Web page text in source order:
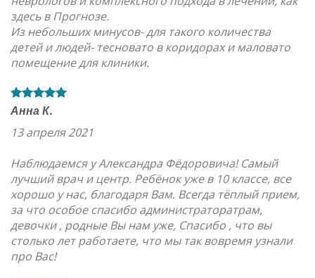
здесь в Прогнозе.
Из небольших минусов- для такого количества
детей и людей- тесновато в коридорах и маловато
помещение для клиники.
Анна К.
13 апреля 2021
Наблюдаемся у Александра Фёдоровича! Самый
лучший врач и центр. Ребёнок уже в 10 классе, все
хорошо у нас, благодаря Вам. Всегда тёплый прием,
за что особое спасибо администраторатрам,
девочки , родные Вы нам уже, Спасибо , что вы
столько лет работаете, что мы так вовремя узнали
про Вас!